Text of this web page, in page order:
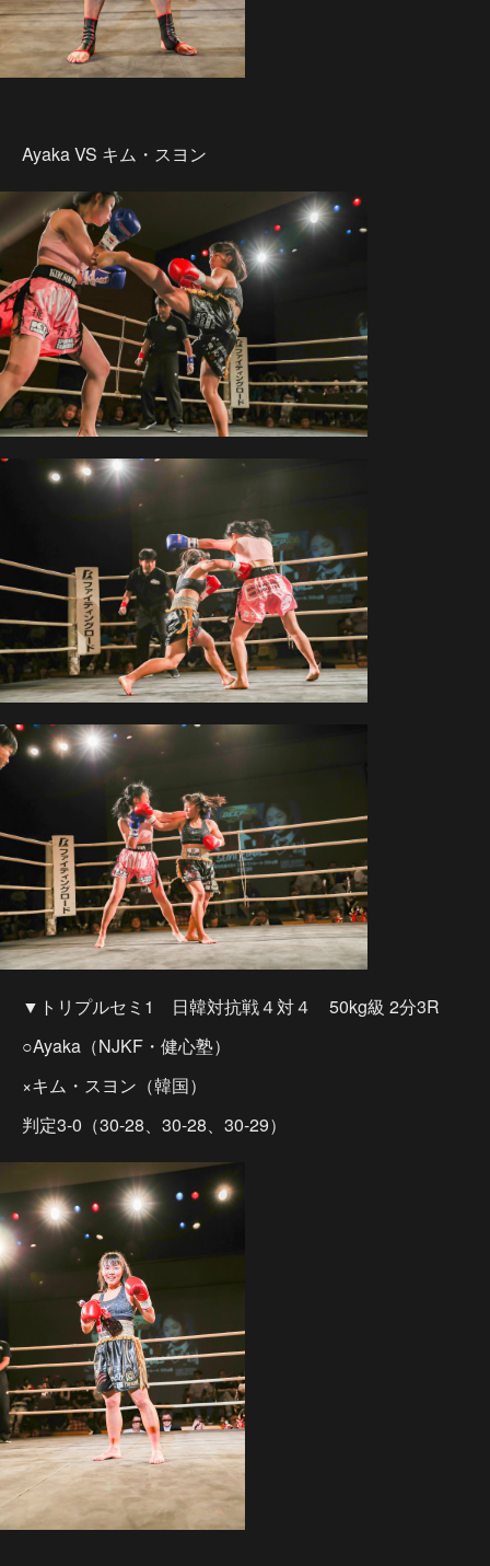
Ayaka VS キム・スヨン
▼トリプルセミ1 日韓対抗戦４対４ 50kg級 2分3R
○Ayaka（NJKF・健心塾）
×キム・スヨン（韓国）
判定3-0（30-28、30-28、30-29）